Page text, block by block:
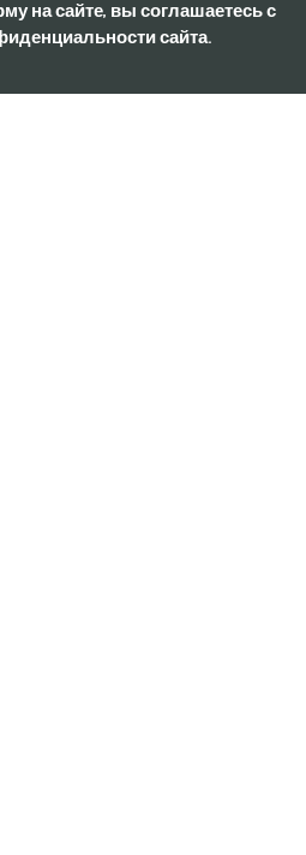
на сайте, вы соглашаетесь с
сайта.